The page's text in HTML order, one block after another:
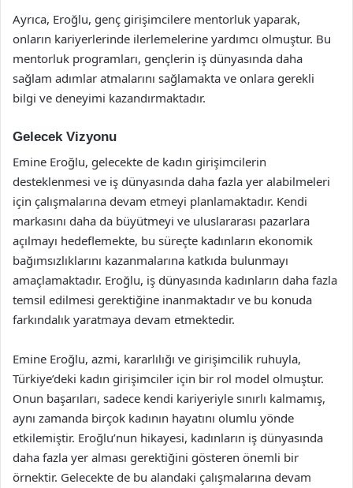
Ayrıca, Eroğlu, genç girişimcilere mentorluk yaparak,
onların kariyerlerinde ilerlemelerine yardımcı olmuştur. Bu
mentorluk programları, gençlerin iş dünyasında daha
sağlam adımlar atmalarını sağlamakta ve onlara gerekli
bilgi ve deneyimi kazandırmaktadır.
Gelecek Vizyonu
Emine Eroğlu, gelecekte de kadın girişimcilerin
desteklenmesi ve iş dünyasında daha fazla yer alabilmeleri
için çalışmalarına devam etmeyi planlamaktadır. Kendi
markasını daha da büyütmeyi ve uluslararası pazarlara
açılmayı hedeflemekte, bu süreçte kadınların ekonomik
bağımsızlıklarını kazanmalarına katkıda bulunmayı
amaçlamaktadır. Eroğlu, iş dünyasında kadınların daha fazla
temsil edilmesi gerektiğine inanmaktadır ve bu konuda
farkındalık yaratmaya devam etmektedir.
Emine Eroğlu, azmi, kararlılığı ve girişimcilik ruhuyla,
Türkiye’deki kadın girişimciler için bir rol model olmuştur.
Onun başarıları, sadece kendi kariyeriyle sınırlı kalmamış,
aynı zamanda birçok kadının hayatını olumlu yönde
etkilemiştir. Eroğlu’nun hikayesi, kadınların iş dünyasında
daha fazla yer alması gerektiğini gösteren önemli bir
örnektir. Gelecekte de bu alandaki çalışmalarına devam